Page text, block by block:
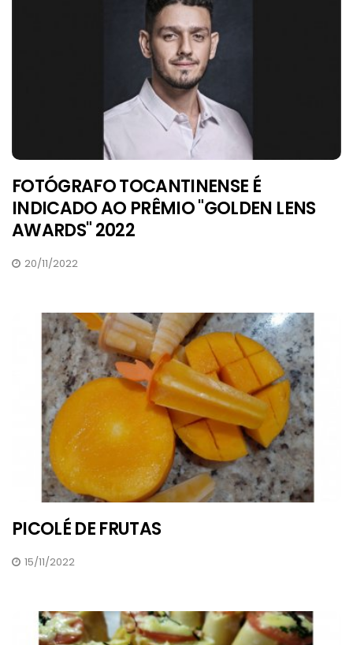
FOTÓGRAFO TOCANTINENSE É
INDICADO AO PRÊMIO "GOLDEN LENS
AWARDS" 2022
20/11/2022
PICOLÉ DE FRUTAS
15/11/2022